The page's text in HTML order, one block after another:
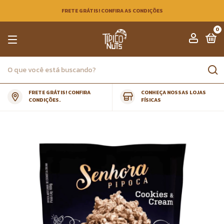
FRETE GRÁTIS! CONFIRA AS CONDIÇÕES
0
FRETE GRÁTIS! CONFIRA
CONDIÇÕES.
CONHEÇA NOSSAS LOJAS
FÍSICAS